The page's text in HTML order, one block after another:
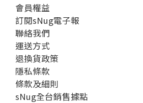
會員權益
訂閱sNug電子報
聯絡我們
運送方式
退換貨政策
隱私條款
條款及細則
sNug全台銷售據點